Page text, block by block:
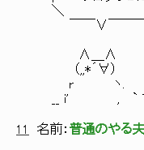
＼
￣￣∨￣￣￣￣
∧＿∧
（,,*´∀）
r ヽ.
__ i' , `
11 名前： 普通のやる